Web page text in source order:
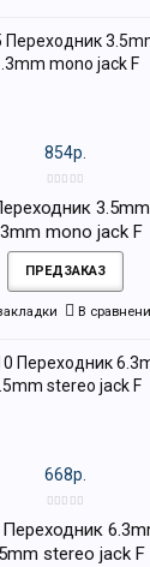
854р.
mono jack F
ПРЕДЗАКАЗ
В
668р.
Переходник
stereo jack F